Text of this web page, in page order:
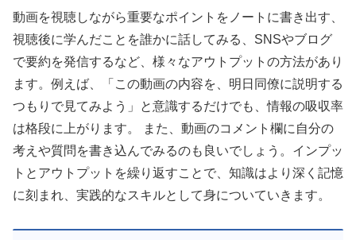
動画を視聴しながら重要なポイントをノートに書き出す、
視聴後に学んだことを誰かに話してみる、SNSやブログ
で要約を発信するなど、様々なアウトプットの方法があり
ます。例えば、「この動画の内容を、明日同僚に説明する
つもりで見てみよう」と意識するだけでも、情報の吸収率
は格段に上がります。 また、動画のコメント欄に自分の
考えや質問を書き込んでみるのも良いでしょう。インプッ
トとアウトプットを繰り返すことで、知識はより深く記憶
に刻まれ、実践的なスキルとして身についていきます。